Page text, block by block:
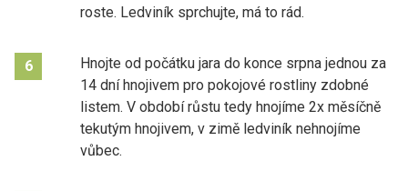
roste. Ledviník sprchujte, má to rád.
6
Hnojte od počátku jara do konce srpna jednou za
14 dní hnojivem pro pokojové rostliny zdobné
listem. V období růstu tedy hnojíme 2x měsíčně
tekutým hnojivem, v zimě ledviník nehnojíme
vůbec.